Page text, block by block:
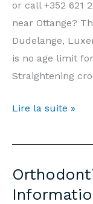
or call +352 621
near Ottange?
Dudelange,
is no age limit
Straightening
Orthodontist
—
Information
and
Lire la suite »